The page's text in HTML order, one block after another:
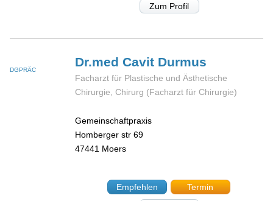
Zum Profil
DGPRÄC
Dr.med Cavit Durmus
Facharzt für Plastische und Ästhetische
Chirurgie, Chirurg (Facharzt für Chirurgie)
Gemeinschaftpraxis
Homberger str 69
47441 Moers
Empfehlen
Termin